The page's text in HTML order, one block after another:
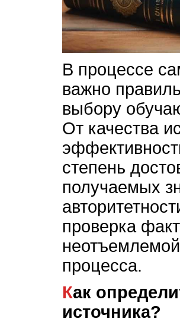
В процессе
важно
выбору
От качества
степень
получаемых
проверка
процесса.
Как определить авторитетность
источника?